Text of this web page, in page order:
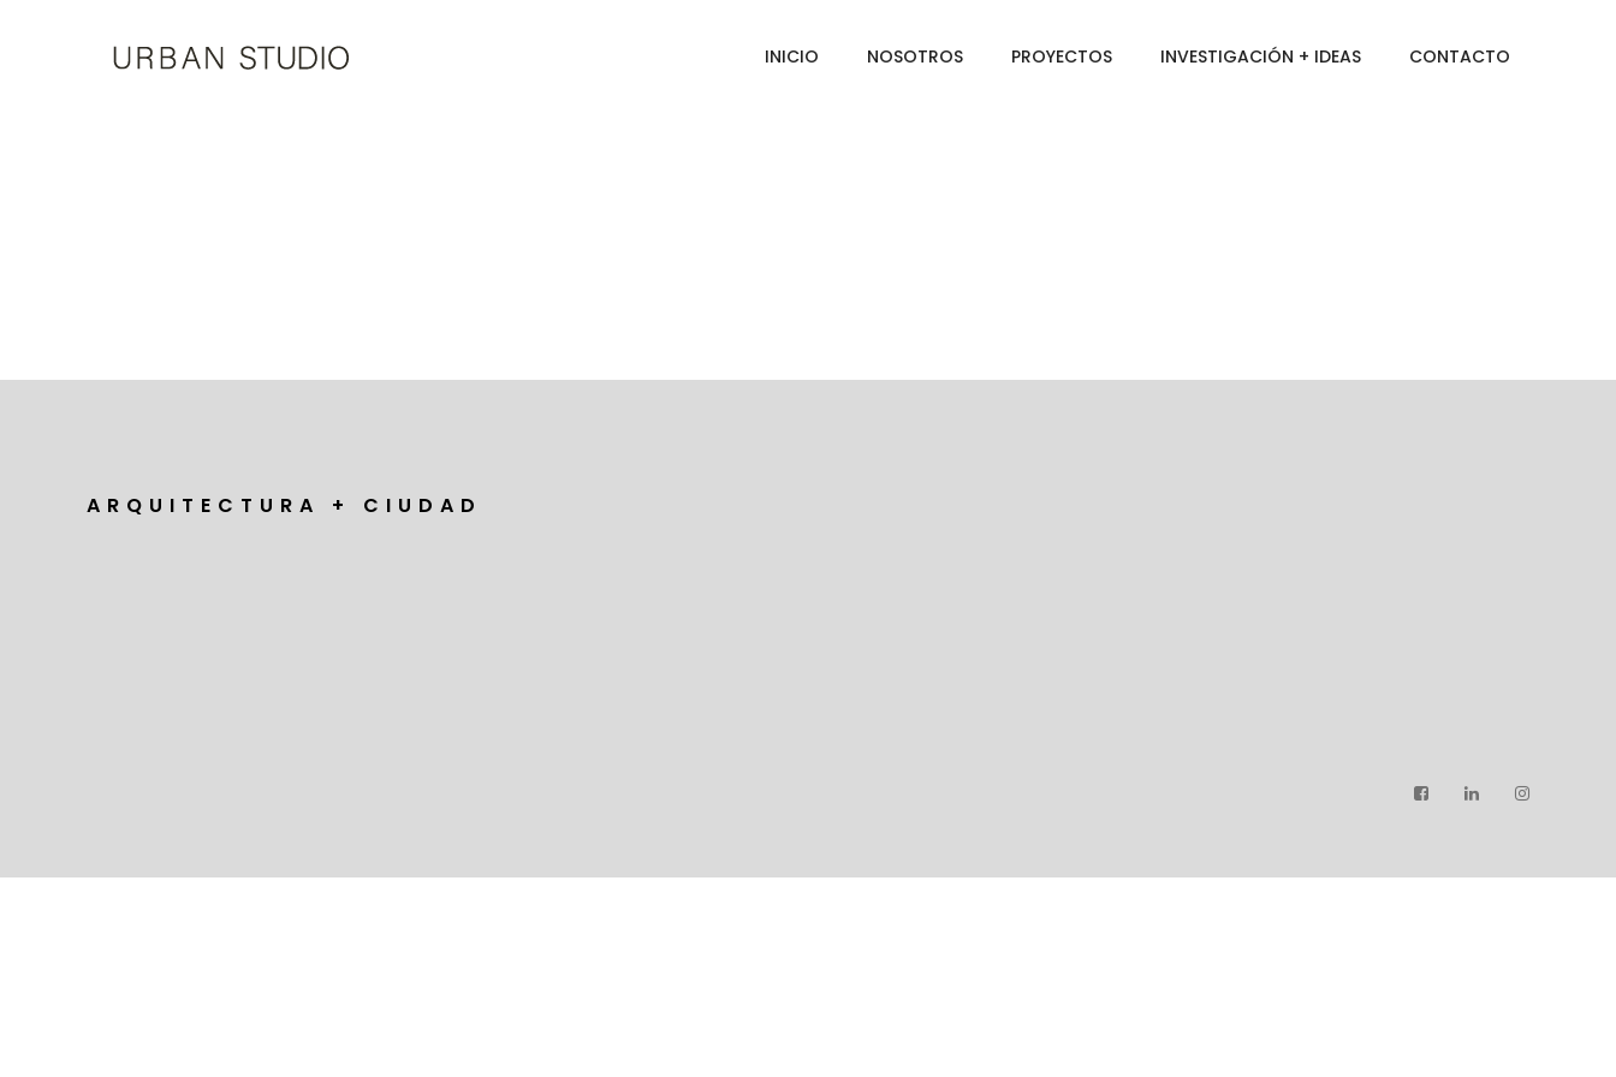
INICIO NOSOTROS PROYECTOS INVESTIGACIÓN + IDEAS CONTACTO
A R Q U I T E C T U R A + C I U D A D